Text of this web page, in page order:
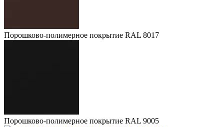
Порошково-полимерное покрытие RAL 8017
Порошково-полимерное покрытие RAL 9005